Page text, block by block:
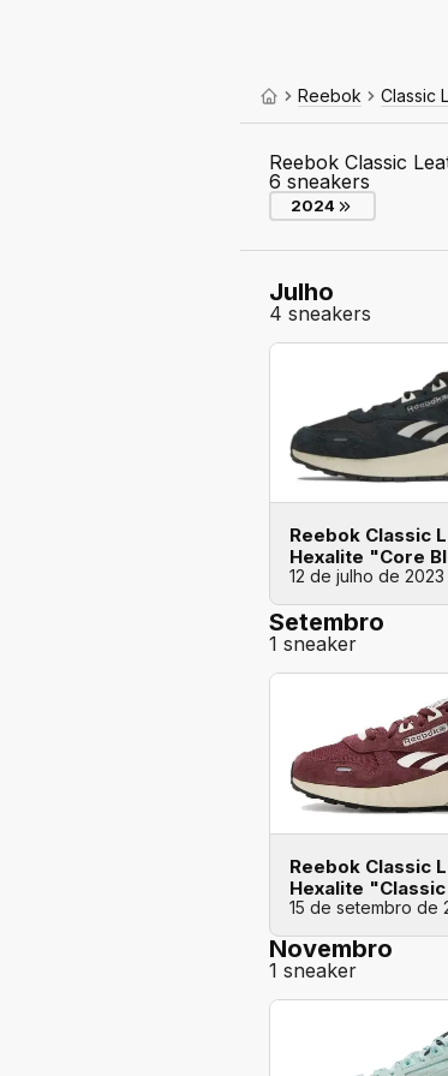
Reebok Classic
Reebok Classic
6 sneakers
2024
Julho
4 sneakers
Reebok Classic
Hexalite "Core
12 de julho de 2023
Setembro
1 sneaker
Reebok Classic
Hexalite
15 de setembro de
Novembro
1 sneaker